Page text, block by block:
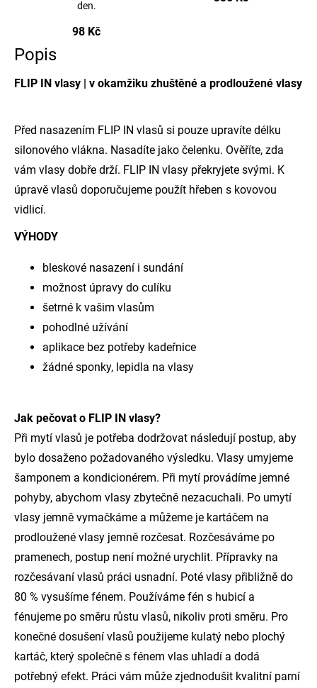
den.
98 Kč
Popis
FLIP IN vlasy | v okamžiku zhuštěné a prodloužené vlasy
Před nasazením FLIP IN vlasů si pouze upravíte délku
silonového vlákna. Nasadíte jako čelenku. Ověříte, zda
vám vlasy dobře drží. FLIP IN vlasy překryjete svými. K
úpravě vlasů doporučujeme použít hřeben s kovovou
vidlicí.
VÝHODY
bleskové nasazení i sundání
možnost úpravy do culíku
šetrné k vašim vlasům
pohodlné užívání
aplikace bez potřeby kadeřnice
žádné sponky, lepidla na vlasy
Jak pečovat o FLIP IN vlasy?
Při mytí vlasů je potřeba dodržovat následují postup, aby
bylo dosaženo požadovaného výsledku. Vlasy umyjeme
šamponem a kondicionérem. Při mytí provádíme jemné
pohyby, abychom vlasy zbytečně nezacuchali. Po umytí
vlasy jemně vymačkáme a můžeme je kartáčem na
prodloužené vlasy jemně rozčesat. Rozčesáváme po
pramenech, postup není možné urychlit. Přípravky na
rozčesávaní vlasů práci usnadní. Poté vlasy přibližně do
80 % vysušíme fénem. Používáme fén s hubicí a
fénujeme po směru růstu vlasů, nikoliv proti směru. Pro
konečné dosušení vlasů použijeme kulatý nebo plochý
kartáč, který společně s fénem vlas uhladí a dodá
potřebný efekt. Práci vám může zjednodušit kvalitní parní